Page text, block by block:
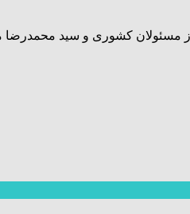
کشوری و سید محمدرضا